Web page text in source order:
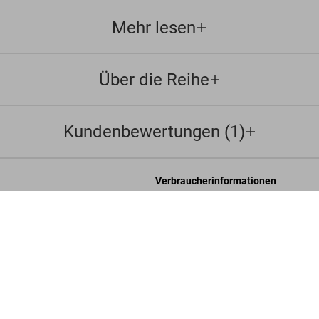
Mehr lesen
Über die Reihe
Kundenbewertungen (1)
Verbraucherinformationen